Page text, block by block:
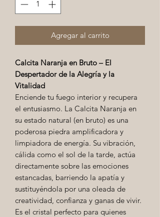
Agregar al carrito
Calcita Naranja en Bruto – El
Despertador de la Alegría y la
Vitalidad
Enciende tu fuego interior y recupera
el entusiasmo. La Calcita Naranja en
su estado natural (en bruto) es una
poderosa piedra amplificadora y
limpiadora de energía. Su vibración,
cálida como el sol de la tarde, actúa
directamente sobre las emociones
estancadas, barriendo la apatía y
sustituyéndola por una oleada de
creatividad, confianza y ganas de vivir.
Es el cristal perfecto para quienes